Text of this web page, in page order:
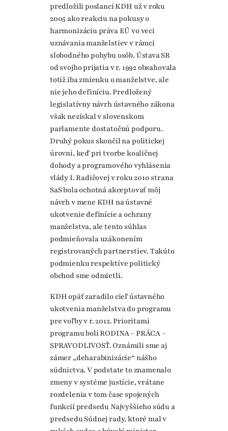
predložili poslanci KDH už v roku
2005 ako reakciu na pokusy o
harmonizáciu práva EÚ vo veci
uznávania manželstiev v rámci
slobodného pohybu osôb. Ústava SR
od svojho prijatia v r. 1992 obsahovala
totiž iba zmienku o manželstve, ale
nie jeho definíciu. Predložený
legislatívny návrh ústavného zákona
však nezískal v slovenskom
parlamente dostatočnú podporu.
Druhý pokus skončil na politickej
úrovni, keď pri tvorbe koaličnej
dohody a programového vyhlásenia
vlády I. Radičovej v roku 2010 strana
SaS bola ochotná akceptovať môj
návrh v mene KDH na ústavné
ukotvenie definície a ochrany
manželstva, ale tento súhlas
podmieňovala uzákonením
registrovaných partnerstiev. Takúto
podmienku respektíve politický
obchod sme odmietli.
KDH opäť zaradilo cieľ ústavného
ukotvenia manželstva do programu
pre voľby v r. 2012. Prioritami
programu boli RODINA – PRÁCA –
SPRAVODLIVOSŤ. Oznámili sme aj
zámer „deharabinizácie“ nášho
súdnictva. V podstate to znamenalo
zmeny v systéme justície, vrátane
rozdelenia v tom čase spojených
funkcií predsedu Najvyššieho súdu a
predsedu Súdnej rady, ktoré mal v